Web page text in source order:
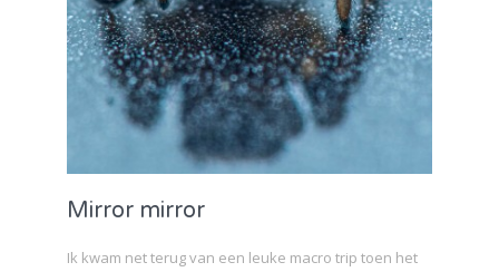
Mirror mirror
Ik kwam net terug van een leuke macro trip toen het